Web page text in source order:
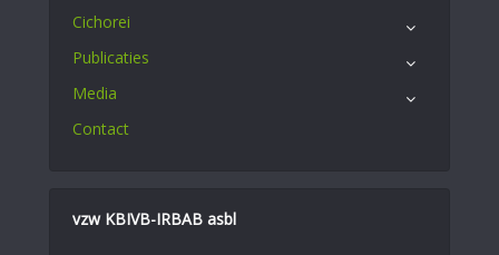
Cichorei
Publicaties
Media
Contact
vzw KBIVB-IRBAB asbl